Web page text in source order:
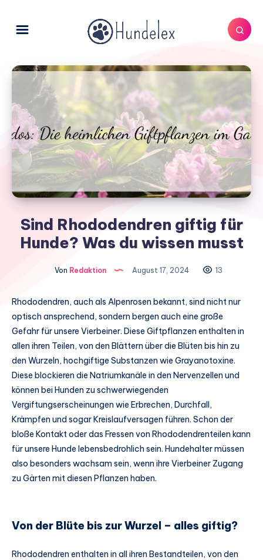
Sind Rhododendren giftig für
Hunde? Was du wissen musst
Von Redaktion August 17, 2024 13
Rhododendren, auch als Alpenrosen bekannt, sind nicht nur
optisch ansprechend, sondern bergen auch eine große
Gefahr für unsere Vierbeiner. Diese Giftpflanzen enthalten in
allen ihren Teilen, von den Blättern über die Blüten bis hin zu
den Wurzeln, hochgiftige Substanzen wie Grayanotoxine.
Diese blockieren die Natriumkanäle in den Nervenzellen und
können bei Hunden zu schwerwiegenden
Vergiftungserscheinungen wie Erbrechen, Durchfall,
Krämpfen und sogar Kreislaufversagen führen. Schon der
bloße Kontakt oder das Fressen von Rhododendrenteilen kann
für unsere Hunde lebensbedrohlich sein. Hundehalter müssen
also besonders wachsam sein, wenn ihre Vierbeiner Zugang
zu Gärten mit diesen Pflanzen haben.
Von der Blüte bis zur Wurzel – alles giftig?
Rhododendren enthalten in all ihren Bestandteilen, von den